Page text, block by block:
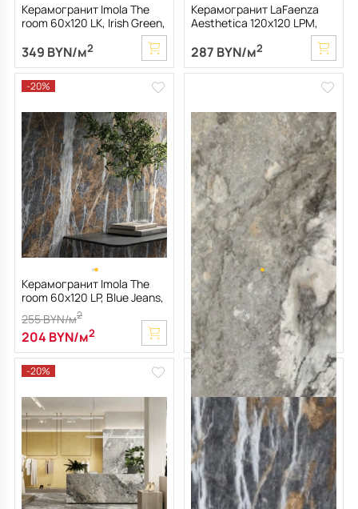
Керамогранит Imola The
room 60х120 LK, Irish Green,
349 BYN/м2
Керамогранит LaFaenza
Aesthetica 120х120 LPM,
Breche Vendome, 6,5 мм
287 BYN/м2
-20%
Керамогранит Imola The
room 60х120 LP, Blue Jeans,
204 BYN/м2
255 BYN/м2
Керамогранит Imola The
Rock 60х120 N, Grey
Invisible, 6,5 мм
194 BYN/м2
-20%